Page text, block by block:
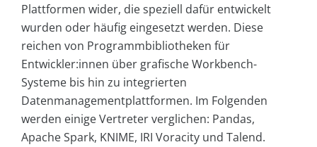
Plattformen wider, die speziell dafür entwickelt
wurden oder häufig eingesetzt werden. Diese
reichen von Programmbibliotheken für
Entwickler:innen über grafische Workbench-
Systeme bis hin zu integrierten
Datenmanagementplattformen. Im Folgenden
werden einige Vertreter verglichen: Pandas,
Apache Spark, KNIME, IRI Voracity und Talend.